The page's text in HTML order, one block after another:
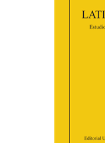
פולט
אפרים זדוף